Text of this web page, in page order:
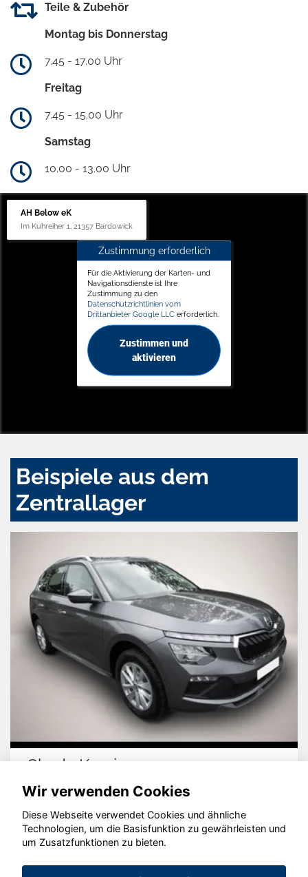
Teile & Zubehör
Montag bis Donnerstag
7.45 - 17.00 Uhr
Freitag
7.45 - 15.00 Uhr
Samstag
10.00 - 13.00 Uhr
AH Below eK
Im Kuhreiher 1, 21357 Bardowick
Zustimmung erforderlich
Für die Aktivierung der Karten- und
Navigationsdienste ist Ihre
Zustimmung zu den
Datenschutzrichtlinien vom
Drittanbieter Google LLC erforderlich.
Zustimmen und
aktivieren
Beispiele aus dem
Zentrallager
Skoda Kamiq
© konjunkturmotor.de GmbH 2020 - 2026
Wir verwenden Cookies
Diese Webseite verwendet Cookies und ähnliche
Technologien, um die Basisfunktion zu gewährleisten und
um Zusatzfunktionen zu bieten.